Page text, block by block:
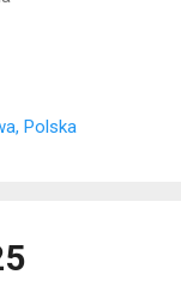
Polska